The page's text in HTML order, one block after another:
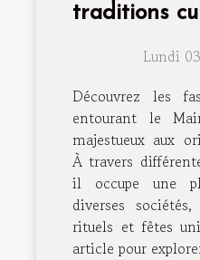
traditions
Lundi
Découvrez les
entourant le
majestueux aux
À travers
il occupe une
diverses
rituels et fêtes
article pour